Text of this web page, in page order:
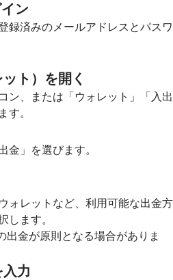
ン
録済みのメールアドレスとパスワ
ト）を開く
ン、または「ウォレット」「入出
す。
金」を選びます。
ォレットなど、利用可能な出金方
します。
金が原則となる場合がありま
力